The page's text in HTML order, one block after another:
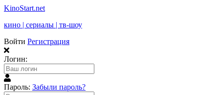
KinoStart.net
кино | сериалы | тв-шоу
Войти Регистрация
Логин:
Пароль: Забыли пароль?